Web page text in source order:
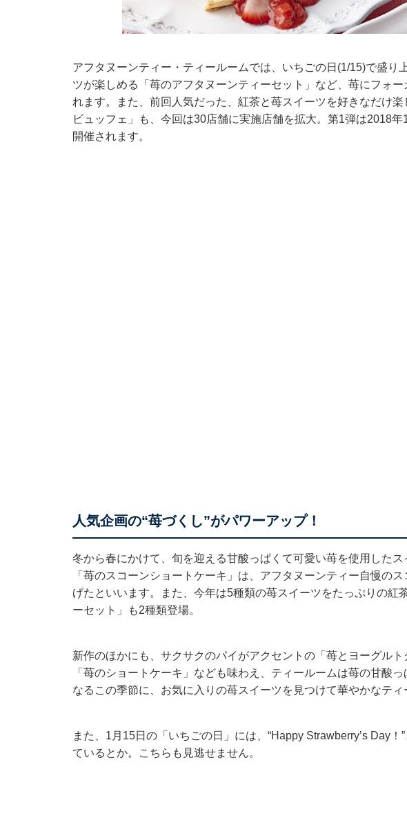
アフタヌーンティー・ティールームでは、いちごの日(1/15)で盛り
ツが楽しめる「苺のアフタヌーンティーセット」など、苺にフォ
れます。また、前回人気だった、紅茶と苺スイーツを好きなだけ
ビュッフェ」も、今回は30店舗に実施店舗を拡大。第1弾は2018
開催されます。
人気企画の“苺づくし”がパワーアップ！
冬から春にかけて、旬を迎える甘酸っぱくて可愛い苺を使用した
「苺のスコーンショートケーキ」は、アフタヌーンティー自慢の
げたといいます。また、今年は5種類の苺スイーツをたっぷりの紅
ーセット」も2種類登場。
新作のほかにも、サクサクのパイがアクセントの「苺とヨーグル
「苺のショートケーキ」なども味わえ、ティールームは苺の甘酸
なるこの季節に、お気に入りの苺スイーツを見つけて華やかなテ
また、1月15日の「いちごの日」には、“Happy Strawberry’s Day
ているとか。こちらも見逃せません。